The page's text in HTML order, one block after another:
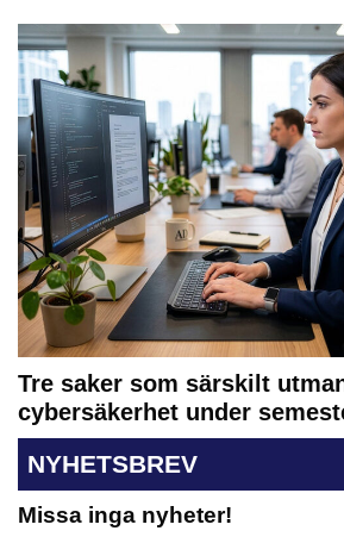
Tre saker som särskilt
cybersäkerhet under
NYHETSBREV
Missa inga nyheter!